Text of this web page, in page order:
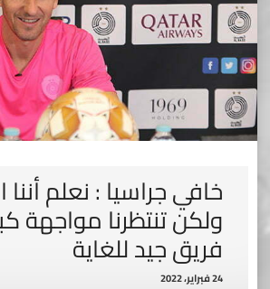
خافي جراسيا : نعلم أننا
ولكن تنتظرنا مواجهة
فريق جيد للغاية
24 فبراير، 2022